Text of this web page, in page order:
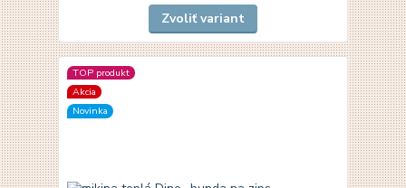
Zvoliť variant
TOP produkt
Akcia
Novinka